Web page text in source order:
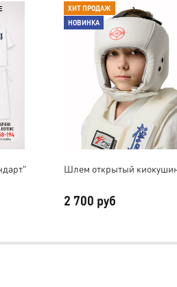
ХИТ ПРОДАЖ
НОВИНКА
Шлем открытый
2 700 руб